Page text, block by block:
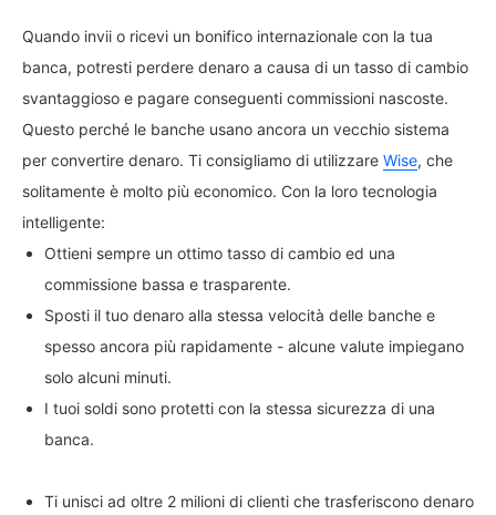
Quando invii o ricevi un bonifico internazionale con la tua
banca, potresti perdere denaro a causa di un tasso di cambio
svantaggioso e pagare conseguenti commissioni nascoste.
Questo perché le banche usano ancora un vecchio sistema
per convertire denaro. Ti consigliamo di utilizzare Wise, che
solitamente è molto più economico. Con la loro tecnologia
intelligente:
Ottieni sempre un ottimo tasso di cambio ed una
commissione bassa e trasparente.
Sposti il tuo denaro alla stessa velocità delle banche e
spesso ancora più rapidamente - alcune valute impiegano
solo alcuni minuti.
I tuoi soldi sono protetti con la stessa sicurezza di una
banca.
Ti unisci ad oltre 2 milioni di clienti che trasferiscono denaro